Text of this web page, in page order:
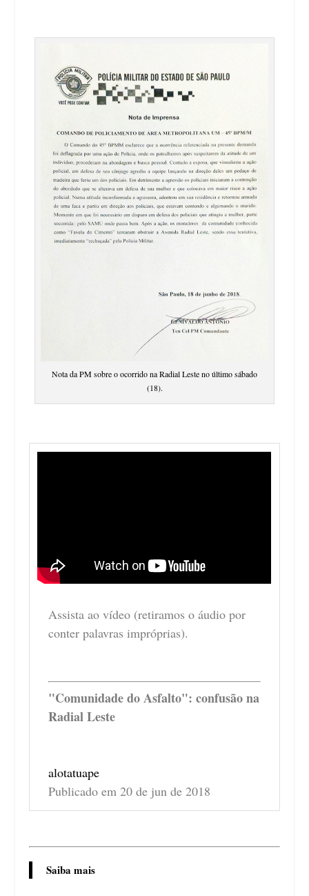
Nota da PM sobre o ocorrido na Radial Leste no último sábado
(18).
Assista ao vídeo (retiramos o áudio por
conter palavras impróprias).
"Comunidade do Asfalto": confusão na
Radial Leste
alotatuape
Publicado em 20 de jun de 2018
Saiba mais